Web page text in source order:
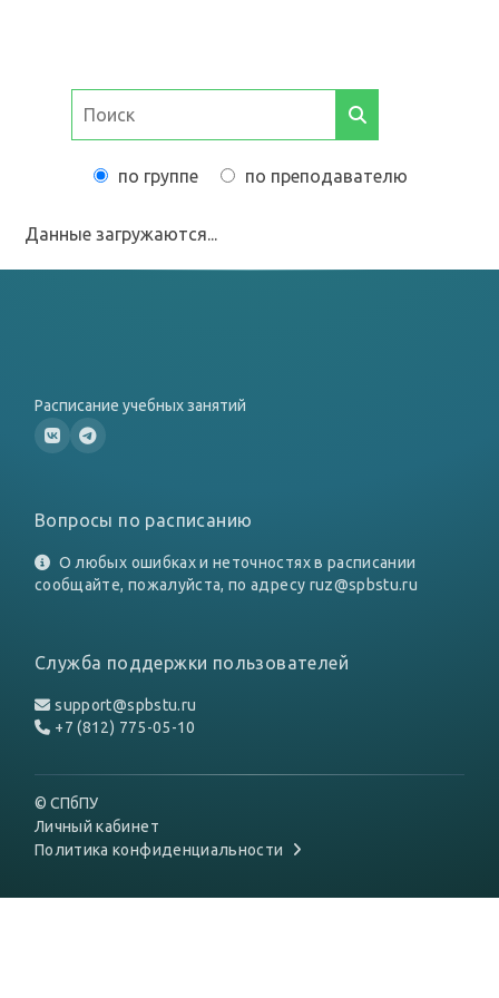
по группе по преподавателю
Данные загружаются...
Расписание учебных занятий
Вопросы по расписанию
О любых ошибках и неточностях в расписании
сообщайте, пожалуйста, по адресу ruz@spbstu.ru
Служба поддержки пользователей
support@spbstu.ru
+7 (812) 775-05-10
© СПбПУ
Личный кабинет
Политика конфиденциальности